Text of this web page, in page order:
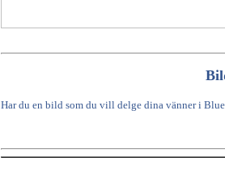
Har du en bild som du vill delge dina vänner i